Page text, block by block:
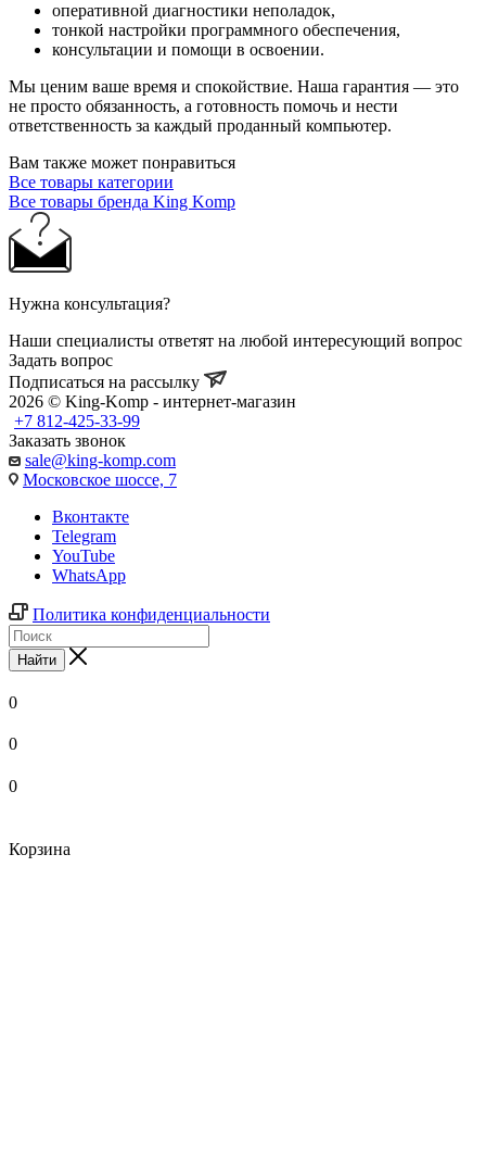
оперативной диагностики неполадок,
тонкой настройки программного обеспечения,
консультации и помощи в освоении.
Мы ценим ваше время и спокойствие. Наша гарантия — это
не просто обязанность, а готовность помочь и нести
ответственность за каждый проданный компьютер.
Вам также может понравиться
Все товары категории
Все товары бренда King Komp
Нужна консультация?
Наши специалисты ответят на любой интересующий вопрос
Задать вопрос
Подписаться на рассылку
2026 © King-Komp - интернет-магазин
+7 812-425-33-99
Заказать звонок
sale@king-komp.com
Московское шоссе, 7
Вконтакте
Telegram
YouTube
WhatsApp
Политика конфиденциальности
Найти
0
0
0
Корзина